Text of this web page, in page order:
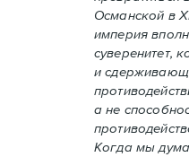
Османской в
империя
суверенитет,
и
а не
Когда мы